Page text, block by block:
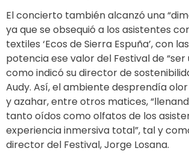
El concierto también alcanzó una
ya que se obsequió a los asistentes
textiles ‘Ecos de Sierra Espuña’, con
potencia ese valor del Festival de “ser
como indicó su director de
Audy. Así, el ambiente desprendía
y azahar, entre otros matices,
tanto oídos como olfatos de los
experiencia inmersiva total”, tal y
director del Festival, Jorge Losana.